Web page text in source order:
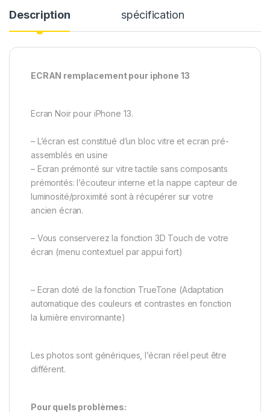
Description spécification
ECRAN remplacement pour iphone 13
Ecran Noir pour iPhone 13.
– L’écran est constitué d’un bloc vitre et ecran pré-
assemblés en usine
– Ecran prémonté sur vitre tactile sans composants
prémontés: l’écouteur interne et la nappe capteur de
luminosité/proximité sont à récupérer sur votre
ancien écran.
– Vous conserverez la fonction 3D Touch de votre
écran (menu contextuel par appui fort)
– Ecran doté de la fonction TrueTone (Adaptation
automatique des couleurs et contrastes en fonction
la lumière environnante)
Les photos sont génériques, l’écran réel peut être
différent.
Pour quels problèmes: